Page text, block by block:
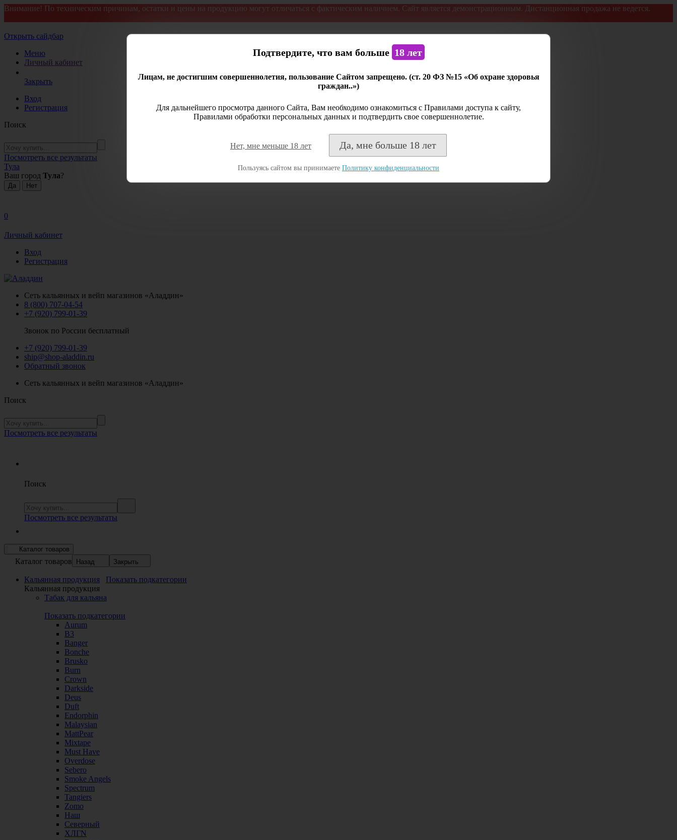
Внимание! По техническим причинам, остатки и цены на продукцию могут отличаться с фактическим наличием. Сайт является демонстрационным. Дистанционная продажа не ведется.
Открыть сайдбар
Меню
Личный кабинет
Закрыть
Вход
Регистрация
Поиск
Посмотреть все результаты
Тула
Ваш город Тула?
0
Личный кабинет
Вход
Регистрация
Сеть кальянных и вейп магазинов «Аладдин»
8 (800) 707-04-54
+7 (920) 799-01-39
Звонок по России бесплатный
+7 (920) 799-01-39
ship@shop-aladdin.ru
Обратный звонок
Сеть кальянных и вейп магазинов «Аладдин»
Поиск
Посмотреть все результаты
Поиск
Посмотреть все результаты
Каталог товаров
Каталог товаров Назад Закрыть
Кальянная продукция
Показать подкатегории
Кальянная продукция
Табак для кальяна
Показать подкатегории
Aurum
B3
Banger
Bonche
Brusko
Burn
Crown
Darkside
Deus
Duft
Endorphin
Malaysian
MattPear
Mixtape
Must Have
Overdose
Sebero
Smoke Angels
Spectrum
Tangiers
Zomo
Наш
Северный
ХЛГN
Подтвердите, что вам больше 18 лет
Лицам, не достигшим совершеннолетия, пользование Сайтом запрещено. (ст. 20 ФЗ №15 «Об охране здоровья
граждан..»)
Для дальнейшего просмотра данного Сайта, Вам необходимо ознакомиться с Правилами доступа к сайту,
Правилами обработки персональных данных и подтвердить свое совершеннолетие.
Нет, мне меньше 18 лет Да, мне больше 18 лет
Пользуясь сайтом вы принимаете Политику конфиденциальности